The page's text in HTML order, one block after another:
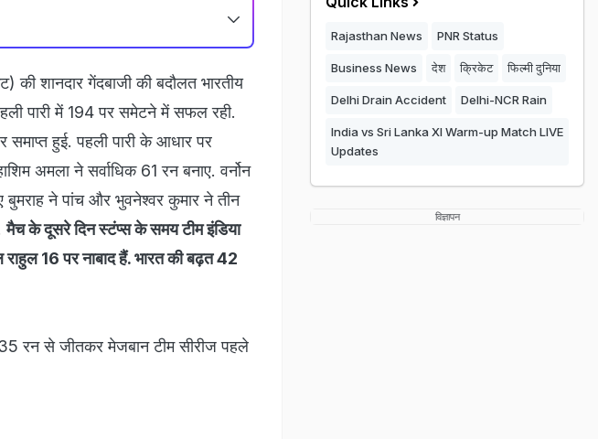
शानदार गेंदबाजी की बदौलत भारतीय
पारी में 194 पर समेटने में सफल रही.
हुई. पहली पारी के आधार पर
अमला ने सर्वाधिक 61 रन बनाए. वर्नोन
ने पांच और भुवनेश्‍वर कुमार ने तीन
मैच के दूसरे दिन स्‍टंप्‍स के समय टीम इंडिया
16 पर नाबाद हैं. भारत की बढ़त 42
रन से जीतकर मेजबान टीम सीरीज पहले
Rajasthan News PNR Status
Business News देश क्रिकेट फिल्मी दुनिया
Delhi Drain Accident Delhi-NCR Rain
India vs Sri Lanka XI Warm-up Match LIVE
Updates
विज्ञापन